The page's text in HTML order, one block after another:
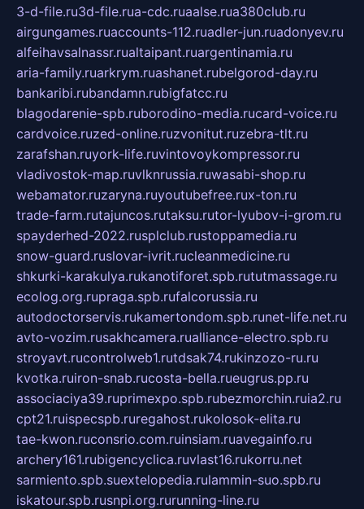
3-d-file.ru3d-file.rua-cdc.ruaalse.rua380club.ru
airgungames.ruaccounts-112.ruadler-jun.ruadonyev.ru
alfeihavsalnassr.rualtaipant.ruargentinamia.ru
aria-family.ruarkrym.ruashanet.rubelgorod-day.ru
bankaribi.rubandamn.rubigfatcc.ru
blagodarenie-spb.ruborodino-media.rucard-voice.ru
cardvoice.ruzed-online.ruzvonitut.ruzebra-tlt.ru
zarafshan.ruyork-life.ruvintovoykompressor.ru
vladivostok-map.ruvlknrussia.ruwasabi-shop.ru
webamator.ruzaryna.ruyoutubefree.rux-ton.ru
trade-farm.rutajuncos.rutaksu.rutor-lyubov-i-grom.ru
spayderhed-2022.rusplclub.rustoppamedia.ru
snow-guard.ruslovar-ivrit.rucleanmedicine.ru
shkurki-karakulya.rukanotiforet.spb.rututmassage.ru
ecolog.org.rupraga.spb.rufalcorussia.ru
autodoctorservis.rukamertondom.spb.runet-life.net.ru
avto-vozim.rusakhcamera.rualliance-electro.spb.ru
stroyavt.rucontrolweb1.rutdsak74.rukinzozo-ru.ru
kvotka.ruiron-snab.rucosta-bella.rueugrus.pp.ru
associaciya39.ruprimexpo.spb.rubezmorchin.ruia2.ru
cpt21.ruispecspb.ruregahost.rukolosok-elita.ru
tae-kwon.ruconsrio.com.ruinsiam.ruavegainfo.ru
archery161.rubigencyclica.ruvlast16.rukorru.net
sarmiento.spb.suextelopedia.rulammin-suo.spb.ru
iskatour.spb.rusnpi.org.rurunning-line.ru